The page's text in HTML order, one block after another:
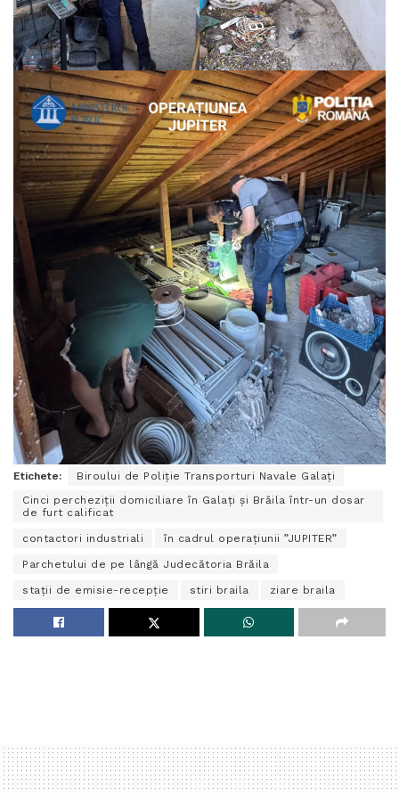
Etichete:
Biroului de Poliție Transporturi Navale Galați
Cinci percheziții domiciliare în Galați și Brăila într-un dosar
de furt calificat
contactori industriali în cadrul operațiunii ”JUPITER”
Parchetului de pe lângă Judecătoria Brăila
stații de emisie-recepție stiri braila ziare braila